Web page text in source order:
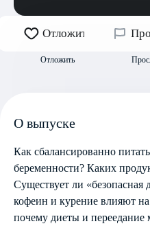
Отложить
Отложить
О выпуске
Как сбалансированно
беременности? Каких
Существует ли «безопасная
кофеин и курение влияют
почему диеты и переедание